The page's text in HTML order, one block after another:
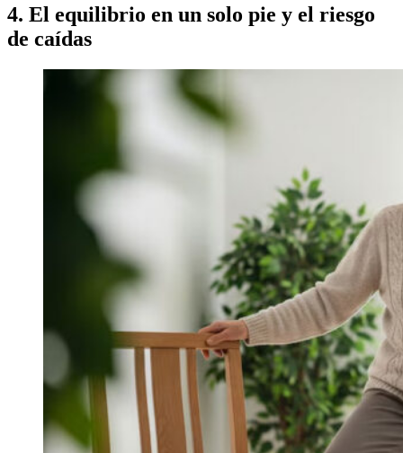
4. El equilibrio en un solo pie y el riesgo
de caídas